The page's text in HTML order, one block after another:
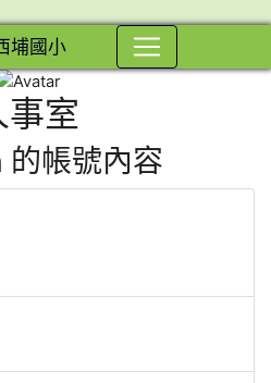
埔國小
事室
帳號內容